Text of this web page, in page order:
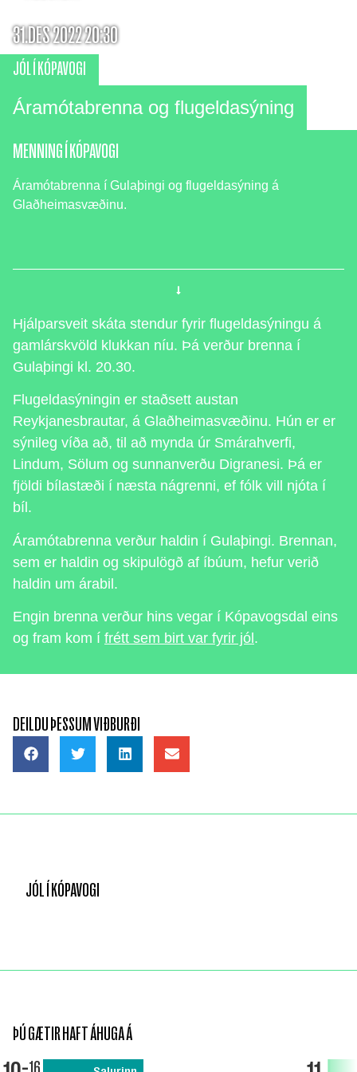
31.DES 2022 20:30
Áramótabrenna og flugeldasýning
JÓL Í KÓPAVOGI
MENNING Í KÓPAVOGI
Áramótabrenna í Gulaþingi og flugeldasýning á
Glaðheimasvæðinu.
Hjálparsveit skáta stendur fyrir flugeldasýningu á
gamlárskvöld klukkan níu. Þá verður brenna í
Gulaþingi kl. 20.30.
Flugeldasýningin er staðsett austan
Reykjanesbrautar, á Glaðheimasvæðinu. Hún er er
sýnileg víða að, til að mynda úr Smárahverfi,
Lindum, Sölum og sunnanverðu Digranesi. Þá er
fjöldi bílastæði í næsta nágrenni, ef fólk vill njóta í
bíl.
Áramótabrenna verður haldin í Gulaþingi. Brennan,
sem er haldin og skipulögð af íbúum, hefur verið
haldin um árabil.
Engin brenna verður hins vegar í Kópavogsdal eins
og fram kom í frétt sem birt var fyrir jól .
DEILDU ÞESSUM VIÐBURÐI
JÓL Í KÓPAVOGI
ÞÚ GÆTIR HAFT ÁHUGA Á